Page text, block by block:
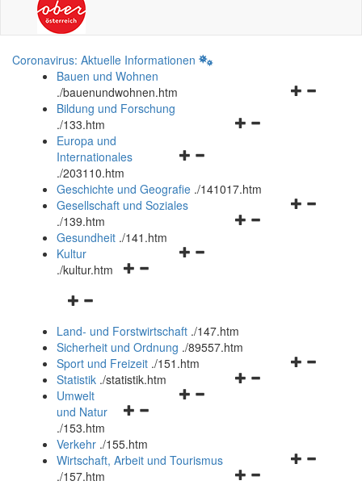
Coronavirus: Aktuelle Informationen
Bauen und Wohnen
./bauenundwohnen.htm
Navigationsmenü
Bildung und Forschung
./133.htm
Navigationsmenü
und
schließen
Europa und
Internationales
./203110.htm
Geschichte und Geografie ./141017.htm
Navigationsmenü
Gesellschaft und Soziales
./139.htm
Navigationsmenü
Gesundheit ./141.htm
Navigationsmenü
Kultur
./kultur.htm
Navigationsmenü
und
schließen
Land- und Forstwirtschaft ./147.htm
Sicherheit und Ordnung ./89557.htm
Navigationsmenü
Sport und Freizeit ./151.htm
Navigationsmenü
Statistik ./statistik.htm
Navigationsmenü
und
schließen
Umwelt
und Natur
./153.htm
Verkehr ./155.htm
Navigationsmenü
Wirtschaft, Arbeit und Tourismus
./157.htm